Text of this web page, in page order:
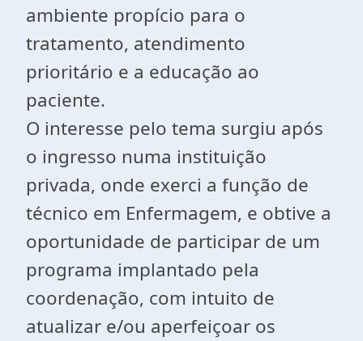
ambiente propício para o
tratamento, atendimento
prioritário e a educação ao
paciente.
O interesse pelo tema surgiu após
o ingresso numa instituição
privada, onde exerci a função de
técnico em Enfermagem, e obtive a
oportunidade de participar de um
programa implantado pela
coordenação, com intuito de
atualizar e/ou aperfeiçoar os